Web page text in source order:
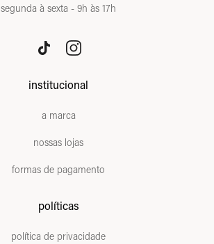
segunda à sexta - 9h às 17h
institucional
a marca
nossas lojas
formas de pagamento
políticas
política de privacidade